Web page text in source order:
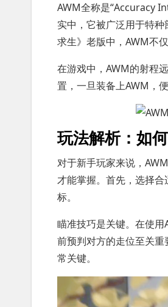
AWM全称是“Accuracy
实中，它被广泛用于特
求生》老版中，AWM不
在游戏中，AWM的射程
置，一旦装备上AWM，
玩法解析：如
对于新手玩家来说，
才能掌握。首先，选择
标。
瞄准技巧是关键。在使
前预判对方的走位至关
常关键。